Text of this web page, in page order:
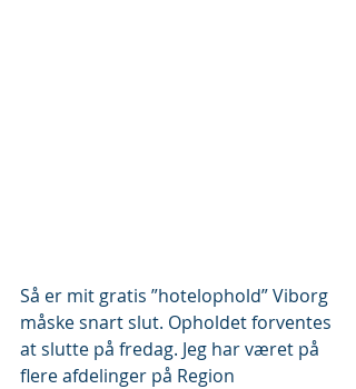
Så er mit gratis ”hotelophold” Viborg
måske snart slut. Opholdet forventes
at slutte på fredag. Jeg har været på
flere afdelinger på Region